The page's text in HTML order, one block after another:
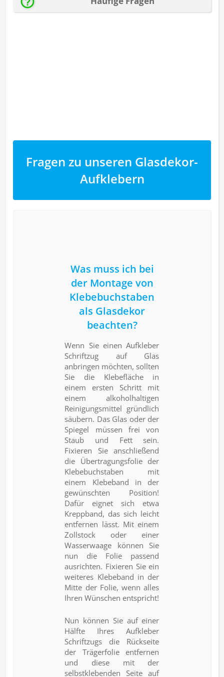
Fragen zu unseren Glasdekor-
Aufklebern
Was muss ich bei
der Montage von
Klebebuchstaben
als Glasdekor
beachten?
Wenn Sie einen Aufkleber
Schriftzug auf Glas
anbringen möchten, sollten
Sie die Klebefläche in
einem ersten Schritt mit
einem alkoholhaltigen
Reinigungsmittel gründlich
säubern. Das Glas oder der
Spiegel müssen frei von
Staub und Fett sein.
Fixieren Sie anschließend
die Übertragungsfolie der
Klebebuchstaben mit
einem Klebeband in der
gewünschten Position!
Dafür eignet sich etwa
Kreppband, das sich leicht
entfernen lässt. Mit einem
Zollstock oder einer
Wasserwaage können Sie
nun die Folie passend
ausrichten. Fixieren Sie ein
weiteres Klebeband in der
Mitte der Folie, wenn alles
Ihren Wünschen entspricht!
Nun können Sie auf einer
Hälfte Ihres Aufkleber
Schriftzugs die Rückseite
der Trägerfolie entfernen
und diese mit der
selbstklebenden Seite auf